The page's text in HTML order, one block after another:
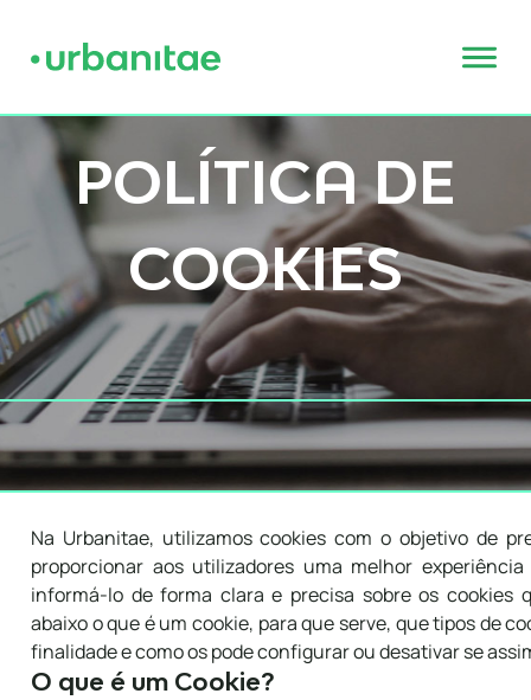
POLÍTICA DE
COOKIES
Na Urbanitae, utilizamos cookies com o objetivo de
proporcionar aos utilizadores uma melhor
informá-lo de forma clara e precisa sobre os cookies
abaixo o que é um cookie, para que serve, que tipos de
finalidade e como os pode configurar ou desativar se
O que é um Cookie?